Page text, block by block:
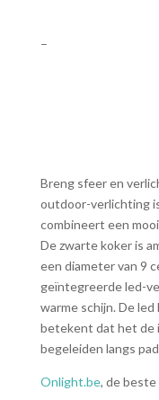
–
Breng sfeer en
outdoor-verlichting
combineert een
De zwarte koker is
een diameter van 9
geïntegreerde led-
warme schijn. De
betekent dat het de
begeleiden langs
Onlight.be, de beste